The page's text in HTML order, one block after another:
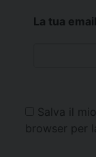
La tua email
Salva il
browser per